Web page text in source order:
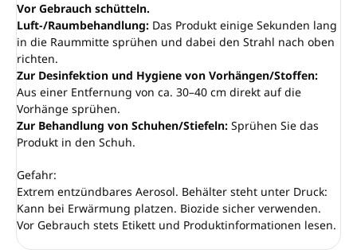
Vor Gebrauch schütteln.
Luft-/Raumbehandlung: Das Produkt einige Sekunden lang
in die Raummitte sprühen und dabei den Strahl nach oben
richten.
Zur Desinfektion und Hygiene von Vorhängen/Stoffen:
Aus einer Entfernung von ca. 30–40 cm direkt auf die
Vorhänge sprühen.
Zur Behandlung von Schuhen/Stiefeln: Sprühen Sie das
Produkt in den Schuh.
Gefahr:
Extrem entzündbares Aerosol. Behälter steht unter Druck:
Kann bei Erwärmung platzen. Biozide sicher verwenden.
Vor Gebrauch stets Etikett und Produktinformationen lesen.